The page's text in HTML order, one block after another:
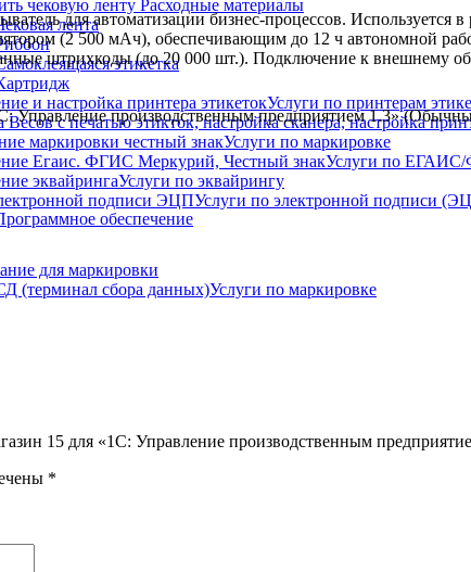
Расходные материалы
лента
этикетка
Услуги по принтерам
Услуги по маркировке
Услуги по
Услуги по эквайрингу
Услуги по электронной подписи
для маркировки
Услуги по маркировке
для автоматизации бизнес-процессов. Используется в
(2 500 мАч), обеспечивающим до 12 ч автономной
штрихкоды (до 20 000 шт.). Подключение к внешнему
Управление производственным предприятием 1.3»
обеспечение
15 для «1С: Управление производственным
*